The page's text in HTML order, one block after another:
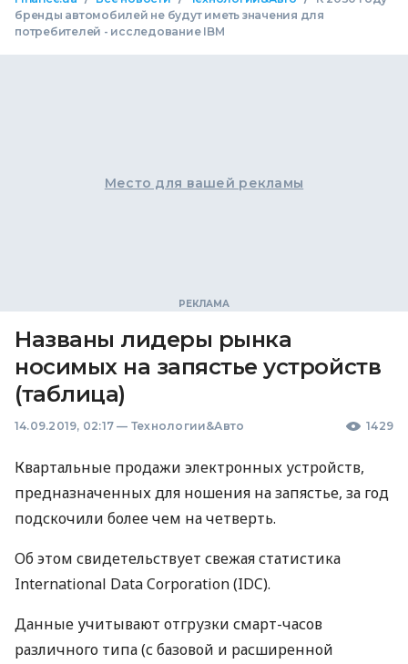
бренды автомобилей не будут иметь значения для
потребителей - исследование IBM
Место для вашей рекламы
Названы лидеры рынка
носимых на запястье устройств
(таблица)
14.09.2019, 02:17 — Технологии&Авто 1429
Квартальные продажи электронных устройств,
предназначенных для ношения на запястье, за год
подскочили более чем на четверть.
Об этом свидетельствует свежая статистика
International Data Corporation (IDC).
Данные учитывают отгрузки смарт-часов
различного типа (с базовой и расширенной